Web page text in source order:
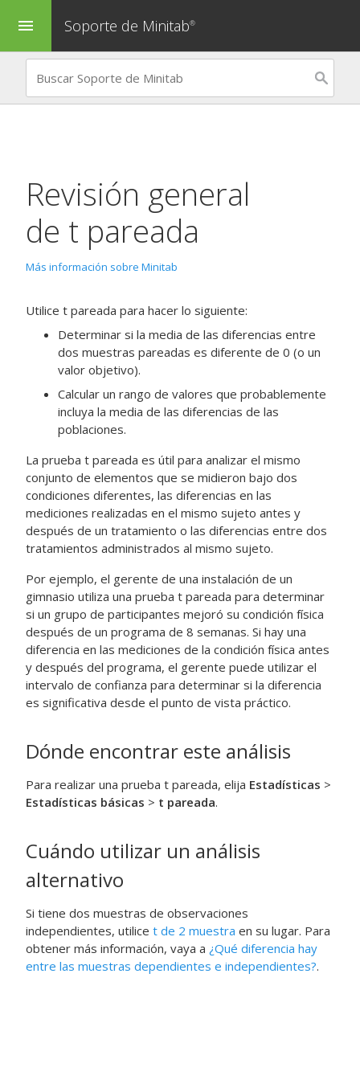
menu Soporte de Minitab®
Revisión general
de t pareada
Más información sobre Minitab
Utilice t pareada para hacer lo siguiente:
Determinar si la media de las diferencias entre
dos muestras pareadas es diferente de 0 (o un
valor objetivo).
Calcular un rango de valores que probablemente
incluya la media de las diferencias de las
poblaciones.
La prueba t pareada es útil para analizar el mismo
conjunto de elementos que se midieron bajo dos
condiciones diferentes, las diferencias en las
mediciones realizadas en el mismo sujeto antes y
después de un tratamiento o las diferencias entre dos
tratamientos administrados al mismo sujeto.
Por ejemplo, el gerente de una instalación de un
gimnasio utiliza una prueba t pareada para determinar
si un grupo de participantes mejoró su condición física
después de un programa de 8 semanas. Si hay una
diferencia en las mediciones de la condición física antes
y después del programa, el gerente puede utilizar el
intervalo de confianza para determinar si la diferencia
es significativa desde el punto de vista práctico.
Dónde encontrar este análisis
Para realizar una prueba t pareada, elija Estadísticas >
Estadísticas básicas > t pareada.
Cuándo utilizar un análisis
alternativo
Si tiene dos muestras de observaciones
independientes, utilice t de 2 muestra en su lugar. Para
obtener más información, vaya a ¿Qué diferencia hay
entre las muestras dependientes e independientes?.